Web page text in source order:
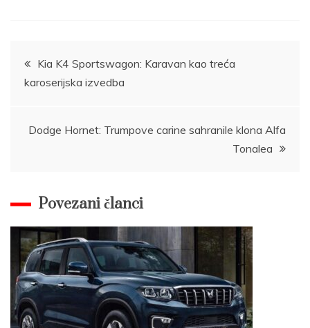
Post
navigation
Kia K4 Sportswagon: Karavan kao treća
karoserijska izvedba
Dodge Hornet: Trumpove carine sahranile klona Alfa
Tonalea
Povezani članci